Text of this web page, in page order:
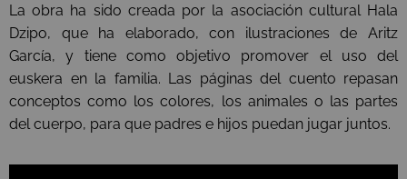
La obra ha sido creada por la asociación cultural Hala
Dzipo, que ha elaborado, con ilustraciones de Aritz
García, y tiene como objetivo promover el uso del
euskera en la familia. Las páginas del cuento repasan
conceptos como los colores, los animales o las partes
del cuerpo, para que padres e hijos puedan jugar juntos.